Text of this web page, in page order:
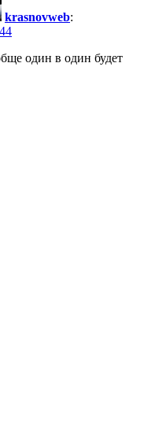
krasnovweb:
один в один будет